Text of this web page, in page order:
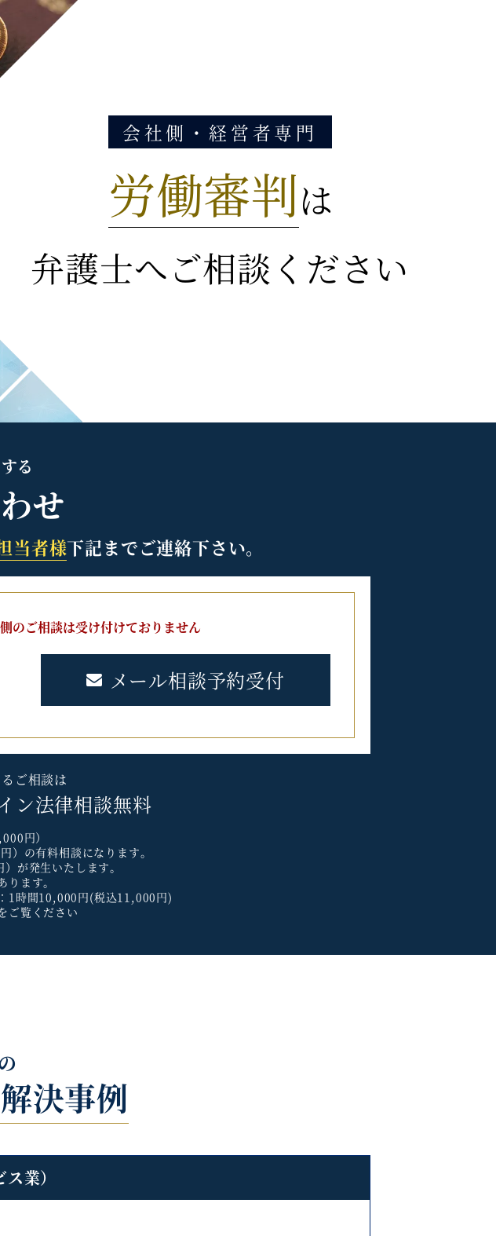
会社側・経営者専門
労働審判は
弁護士へご相談ください
る
せ
当者様下記までご連絡下さい。
のご相談は受け付けておりません
メール相談予約受付
ご相談は
ン法律相談無料
円）
）の有料相談になります。
が発生いたします。
ます。
1時間10,000円(税込11,000円)
ご覧ください
決事例
業）